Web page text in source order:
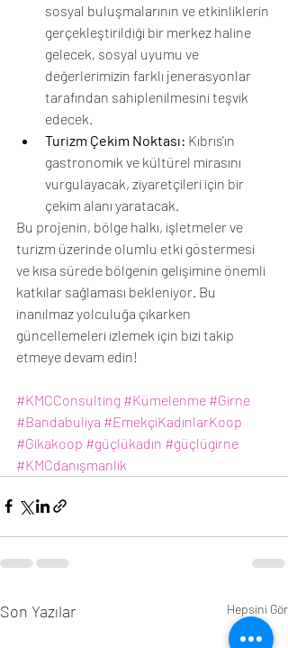
sosyal buluşmalarının ve etkinliklerin
gerçekleştirildiği bir merkez haline
gelecek, sosyal uyumu ve
değerlerimizin farklı jenerasyonlar
tarafından sahiplenilmesini teşvik
edecek.
Turizm Çekim Noktası: Kıbrıs'ın
gastronomik ve kültürel mirasını
vurgulayacak, ziyaretçileri için bir
çekim alanı yaratacak.
Bu projenin, bölge halkı, işletmeler ve
turizm üzerinde olumlu etki göstermesi
ve kısa sürede bölgenin gelişimine önemli
katkılar sağlaması bekleniyor. Bu
inanılmaz yolculuğa çıkarken
güncellemeleri izlemek için bizi takip
etmeye devam edin!
#KMCConsulting #Kümelenme #Girne
#Bandabuliya #EmekçiKadınlarKoop
#Gikakoop #güçlükadın #güçlügirne
#KMCdanışmanlık
Son Yazılar Hepsini Gör